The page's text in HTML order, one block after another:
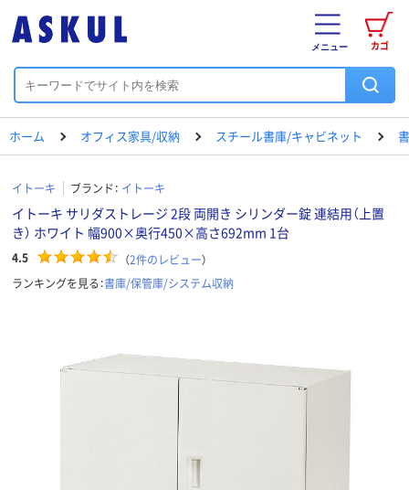
カゴ
メニュー
ホーム オフィス家具/収納 スチール書庫/キャビネット
イトーキ ブランド： イトーキ
イトーキ サリダストレージ 2段 両開き シリンダー錠 連結用（上置
き） ホワイト 幅900×奥行450×高さ692mm 1台
4.5 （2件のレビュー）
ランキングを見る：書庫/保管庫/システム収納